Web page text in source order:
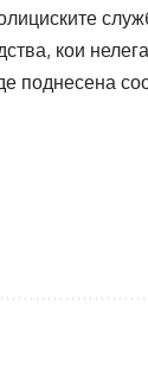
кои
поднесена